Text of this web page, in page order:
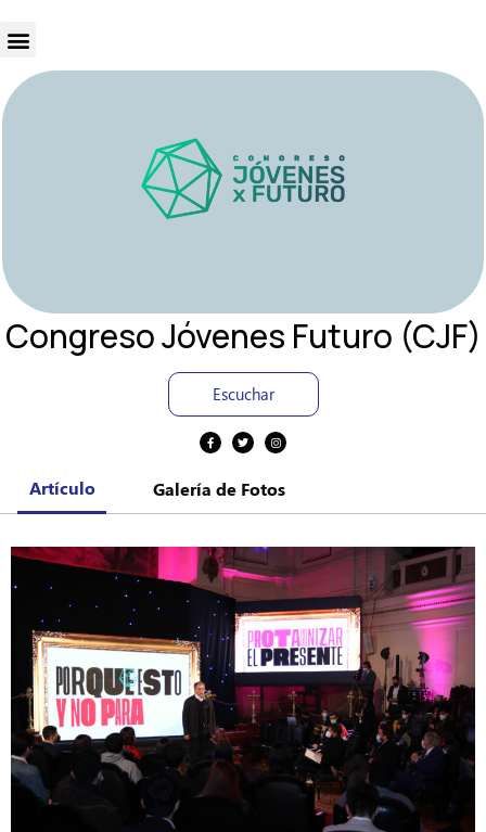
Congreso Jóvenes Futuro (CJF)
Escuchar
Artículo Galería de Fotos